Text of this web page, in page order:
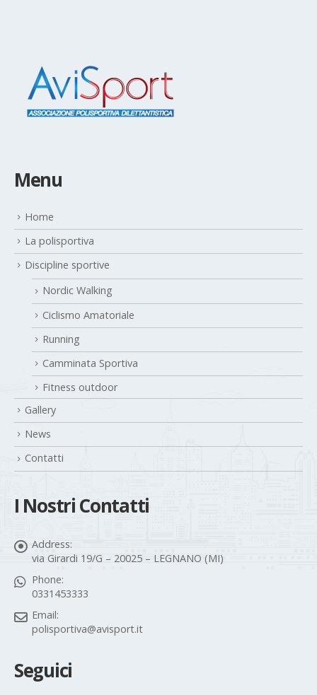
Menu
Home
La polisportiva
Discipline sportive
Nordic Walking
Ciclismo Amatoriale
Running
Camminata Sportiva
Fitness outdoor
Gallery
News
Contatti
I Nostri Contatti
Address:
via Girardi 19/G – 20025 – LEGNANO (MI)
Phone:
0331453333
Email:
polisportiva@avisport.it
Seguici